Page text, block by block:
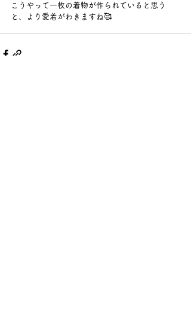
こうやって一枚の着物が作られていると思う
と、より愛着がわきますね🥰